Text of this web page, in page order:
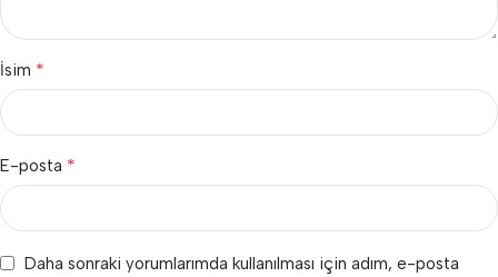
İsim *
E-posta *
Daha sonraki yorumlarımda kullanılması için adım, e-posta